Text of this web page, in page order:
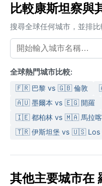
比較康斯坦察與
搜尋全球任何城市，並排比
全球熱門城市比較:
🇫🇷 巴黎 vs 🇬🇧 倫敦
🇦🇺 墨爾本 vs 🇪🇬 開羅
🇮🇪 都柏林 vs 🇲🇦 馬拉
🇹🇷 伊斯坦堡 vs 🇺🇸 Los
其他主要城市